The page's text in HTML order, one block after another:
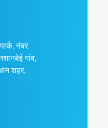
नंबर
गांव,
शहर,